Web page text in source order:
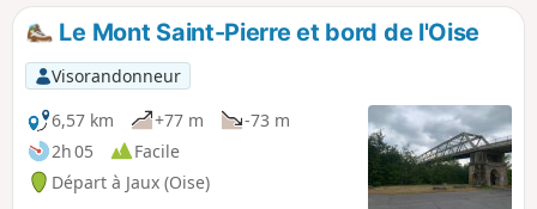
la pente au bord d'Armancourt,
traverserez Varanval en limite de
Jonquières pour redescendre sur Jaux
avec la commune de Venette sur votre
gauche.
Le Mont Saint-Pierre et bord de l'Oise
Visorandonneur
6,57 km
+77 m
-73 m
2h 05
Facile
Départ à Jaux (Oise)